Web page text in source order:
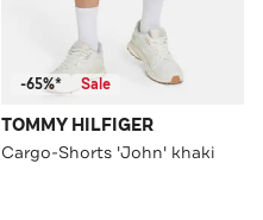
-65%* Sale
TOMMY HILFIGER
Cargo-Shorts 'John' khaki